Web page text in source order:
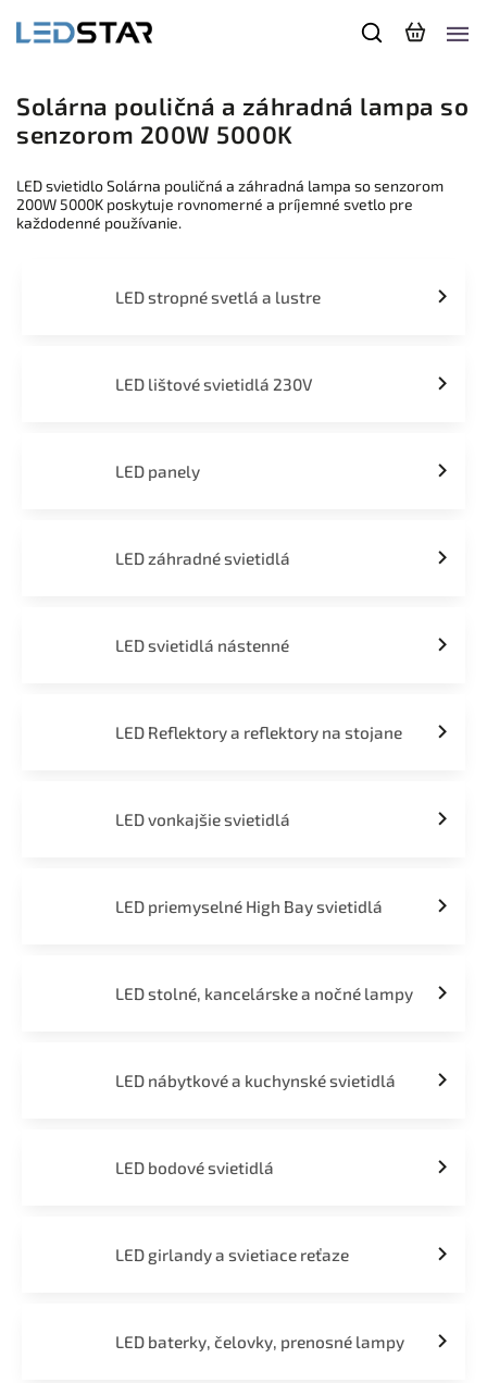
Solárna pouličná a záhradná lampa so
senzorom 200W 5000K
LED svietidlo Solárna pouličná a záhradná lampa so senzorom
200W 5000K poskytuje rovnomerné a príjemné svetlo pre
každodenné používanie.
LED stropné svetlá a lustre
LED lištové svietidlá 230V
LED panely
LED záhradné svietidlá
LED svietidlá nástenné
LED Reflektory a reflektory na stojane
LED vonkajšie svietidlá
LED priemyselné High Bay svietidlá
LED stolné, kancelárske a nočné lampy
LED nábytkové a kuchynské svietidlá
LED bodové svietidlá
LED girlandy a svietiace reťaze
LED baterky, čelovky, prenosné lampy